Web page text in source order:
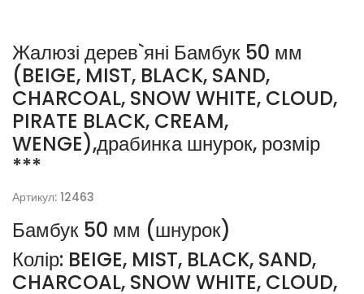
Жалюзі дерев`яні Бамбук 50 мм
(BEIGE, MIST, BLACK, SAND,
CHARCOAL, SNOW WHITE, CLOUD,
PIRATE BLACK, CREAM,
WENGE),драбинка шнурок, розмір
***
Артикул: 12463
Бамбук 50 мм (шнурок)
Колір: BEIGE, MIST, BLACK, SAND,
CHARCOAL, SNOW WHITE, CLOUD,